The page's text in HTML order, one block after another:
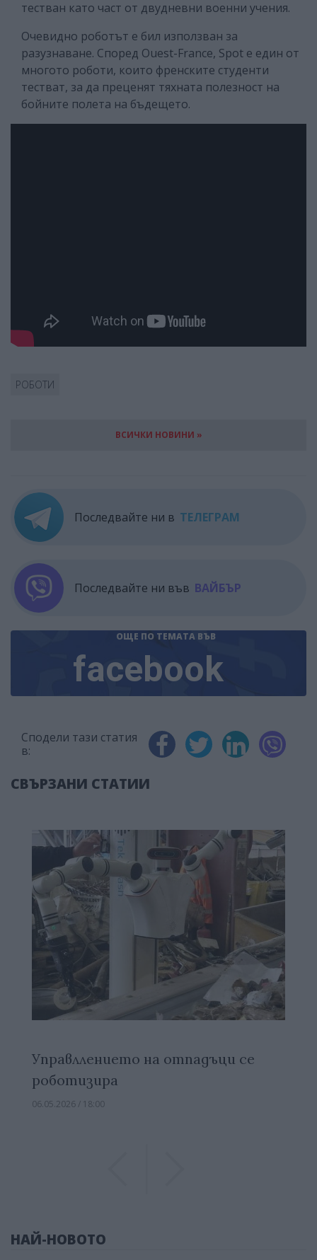
тестван като част от двудневни военни учения.
Очевидно роботът е бил използван за
разузнаване. Според Ouest-France, Spot е един от
многото роботи, които френските студенти
тестват, за да преценят тяхната полезност на
бойните полета на бъдещето.
РОБОТИ
ВСИЧКИ НОВИНИ »
Последвайте ни в ТЕЛЕГРАМ
Последвайте ни във ВАЙБЪР
ОЩЕ ПО ТЕМАТА ВЪВ
facebook
Сподели тази статия
в:
СВЪРЗАНИ СТАТИИ
Управллението на отпадъци се
роботизира
06.05.2026 / 18:00
НАЙ-НОВОТО